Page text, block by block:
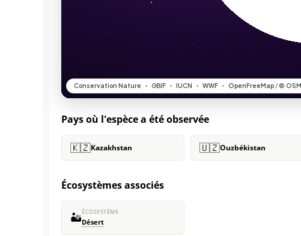
Pays où l'espèce a été observée
🇰🇿Kazakhstan 🇺🇿Ouzbékistan
Écosystèmes associés
🏜️ÉCOSYSTÈME
Désert